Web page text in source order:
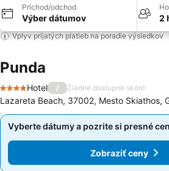
Príchod/odchod
Výber dátumov 2
Vplyv prijatých platieb na poradie výsledkov
Punda
4 Počet hviezdičiek
Hotel / Žiadne dostupné skóre
Lazareta Beach, 37002, Mesto Skiathos,
Vyberte dátumy a pozrite si presné
Zobraziť ceny
Vyberte dátumy a pozrite si presné
Zobraziť ceny